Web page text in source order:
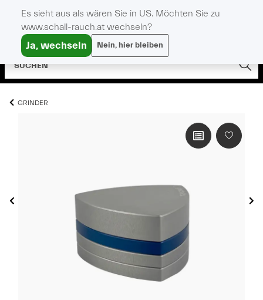
GRINDER
Es sieht aus als wären Sie in US. Möchten Sie zu
www.schall-rauch.at wechseln?
Ja, wechseln Nein, hier bleiben